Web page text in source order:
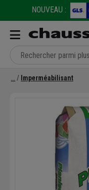
NOUVEAU :
Imperméabilisant